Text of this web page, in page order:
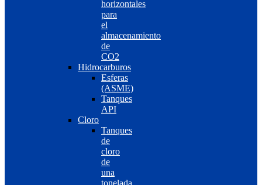
horizontales
para
el
almacenamiento
de
CO2
Hidrocarburos
Esferas
(ASME)
Tanques
API
Cloro
Tanques
de
cloro
de
una
tonelada